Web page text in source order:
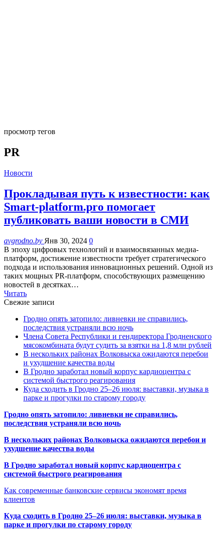
просмотр тегов
PR
Новости
Прокладывая путь к известности: как
Smart-platform.pro помогает
публиковать ваши новости в СМИ
avgrodno.by Янв 30, 2024 0
В эпоху цифровых технологий и взаимосвязанных медиа-
платформ, достижение известности требует стратегического
подхода и использования инновационных решений. Одной из
таких мощных PR-платформ, способствующих размещению
новостей в десятках…
Читать
Свежие записи
Гродно опять затопило: ливневки не справились,
последствия устраняли всю ночь
Члена Совета Республики и гендиректора Гродненского
мясокомбината будут судить за взятки на 1,8 млн рублей
В нескольких районах Волковыска ожидаются перебои
и ухудшение качества воды
В Гродно заработал новый корпус кардиоцентра с
системой быстрого реагирования
Куда сходить в Гродно 25–26 июля: выставки, музыка в
парке и прогулки по старому городу
Гродно опять затопило: ливневки не справились,
последствия устраняли всю ночь
В нескольких районах Волковыска ожидаются перебои и
ухудшение качества воды
В Гродно заработал новый корпус кардиоцентра с
системой быстрого реагирования
Как современные банковские сервисы экономят время
клиентов
Куда сходить в Гродно 25–26 июля: выставки, музыка в
парке и прогулки по старому городу